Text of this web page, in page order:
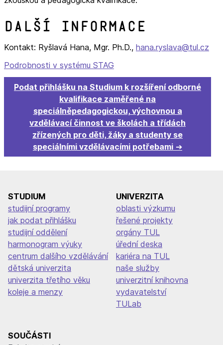
Další informace
Kontakt: Ryšlavá Hana, Mgr. Ph.D., hana.ryslava@tul.cz
Podrobnosti v systému STAG
Podat přihlášku na Studium k rozšíření odborné
kvalifikace zaměřené na
speciálněpedagogickou, výchovnou a
vzdělávací činnost ve školách a třídách
zřízených pro děti, žáky a studenty se
speciálními vzdělávacími potřebami
STUDIUM
studijní programy
jak podat přihlášku
studijní oddělení
harmonogram výuky
centrum dalšího vzdělávání
dětská univerzita
univerzita třetího věku
koleje a menzy
UNIVERZITA
oblasti výzkumu
řešené projekty
orgány TUL
úřední deska
kariéra na TUL
naše služby
univerzitní knihovna
vydavatelství
TULab
SOUČÁSTI